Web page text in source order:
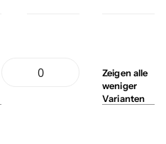
Zeigenalle
weniger
Varianten